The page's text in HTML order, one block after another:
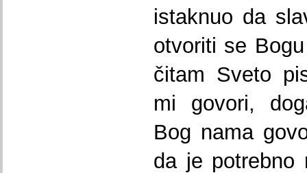
istaknuo da
otvoriti se
čitam Sveto
mi govori,
Bog nama
da je potrebno